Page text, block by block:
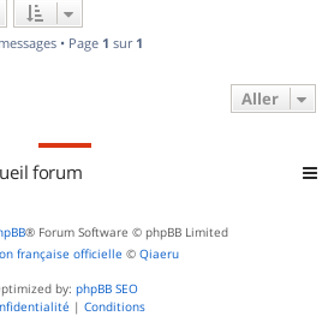
• Page 1 sur 1
Aller
forum
® Forum Software © phpBB Limited
française officielle © Qiaeru
by: phpBB SEO
| Conditions